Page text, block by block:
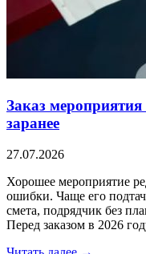
Заказ мероприятия
заранее
27.07.2026
Хорошее мероприятие
ошибки. Чаще его
смета, подрядчик без
Перед заказом в 2026